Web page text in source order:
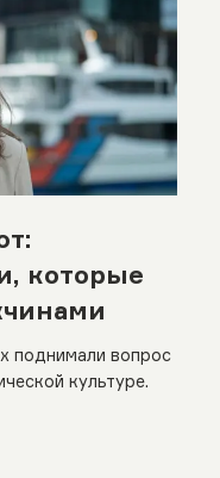
которые
поднимали вопрос
культуре.